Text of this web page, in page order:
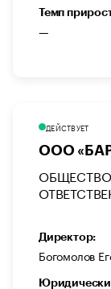
Темп
—
ДЕЙСТВУЕТ
ООО
Директор:
Богомолов